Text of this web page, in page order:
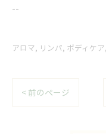
--
アロマ リンパ ボディケア
< 前のページ